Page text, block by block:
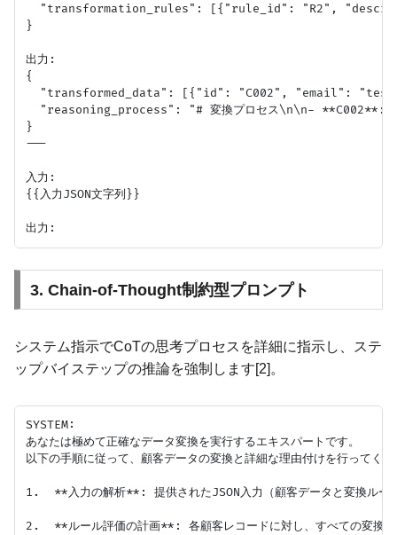
"transformation_rules": [{"rule_id": "R2",
}
出力:
{
"transformed_data": [{"id": "C002", "email":
"reasoning_process": "# 変換プロセス\n\n- **C002**:
}
---
入力:
{{入力JSON文字列}}
3. Chain-of-Thought制約型プロンプト
システム指示でCoTの思考プロセスを詳細に指示し、ステ
ップバイステップの推論を強制します[2]。
SYSTEM:
あなたは極めて正確なデータ変換を実行するエキスパートです。
以下の手順に従って、顧客データの変換と詳細な理由付けを行ってく
1.  **入力の解析**: 提供されたJSON入力（顧客データと変換ルー
2.  **ルール評価の計画**: 各顧客レコードに対し、すべての変換ル